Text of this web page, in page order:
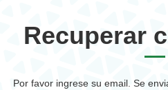
Recuperar
Por favor ingrese su email. Se